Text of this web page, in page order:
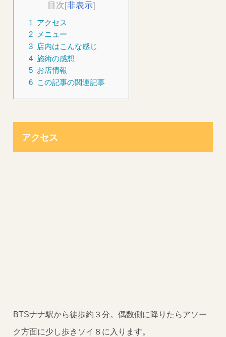
目次 [非表示]
1
アクセス
2
メニュー
3
店内はこんな感じ
4 施術の感想
5 お店情報
6
この記事の関連記事
アクセス
BTSナナ駅から徒歩約３分。偶数側に降りたらアソー
ク方面に少し歩きソイ８に入ります。